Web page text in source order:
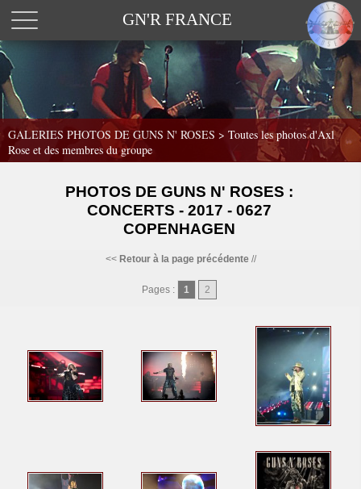
GN'R FRANCE
GALERIES PHOTOS DE GUNS N' ROSES > Toutes les photos d'Axl
Rose et des membres du groupe
PHOTOS DE GUNS N' ROSES :
CONCERTS - 2017 - 0627
COPENHAGEN
<< Retour à la page précédente//
Pages : 1 2